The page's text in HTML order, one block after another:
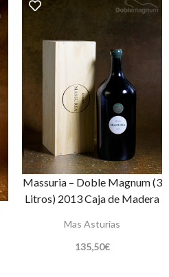
Massuria – Doble Magnum (3
Litros) 2013 Caja de Madera
Mas Asturias
135,50€